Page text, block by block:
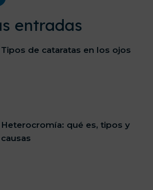
entradas
Tipos de cataratas en los ojos
Heterocromía: qué es, tipos y
causas